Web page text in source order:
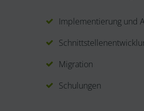
Implementierung und
Migration
Schulungen